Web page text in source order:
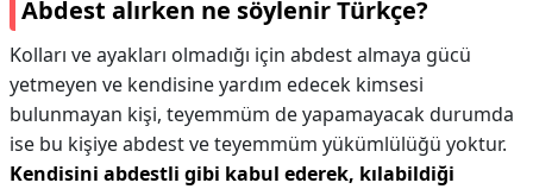
Abdest alırken ne söylenir Türkçe?
Kolları ve ayakları olmadığı için abdest almaya gücü
yetmeyen ve kendisine yardım edecek kimsesi
bulunmayan kişi, teyemmüm de yapamayacak durumda
ise bu kişiye abdest ve teyemmüm yükümlülüğü yoktur.
Kendisini abdestli gibi kabul ederek, kılabildiği